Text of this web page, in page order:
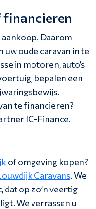
aankoop. Daarom
uw oude caravan in te
in motoren, auto’s
bepalen een
te financieren?
IC-Finance.
of omgeving kopen?
Caravans. We
dat op zo’n veertig
We verrassen u